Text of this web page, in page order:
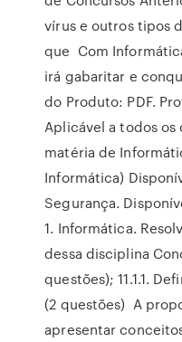
vírus e outros tipos
que Com
irá gabaritar e
do Produto: PDF.
Aplicável a todos
matéria de
Informática)
Segurança.
1. Informática.
dessa disciplina
questões); 11.1.1.
(2 questões) A
apresentar